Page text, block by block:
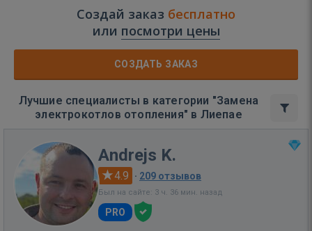
Создай заказ бесплатно
или посмотри цены
СОЗДАТЬ ЗАКАЗ
Лучшие специалисты в категории "Замена
электрокотлов отопления" в Лиепае
Andrejs K.
4.9 · 209 отзывов
Был на сайте: 3 ч. 36 мин. назад
PRO